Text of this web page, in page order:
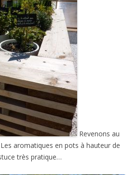
Revenons au
aromatiques en pots à hauteur de
très pratique…